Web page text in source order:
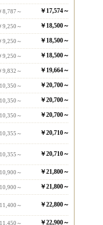
8,787～ ￥17,574～
9,250～ ￥18,500～
9,250～ ￥18,500～
9,250～ ￥18,500～
9,832～ ￥19,664～
～ ￥20,700～
～ ￥20,700～
～
￥20,700～
～ ￥20,710～
～ ￥20,710～
～ ￥21,800～
～
￥21,800～
～ ￥22,800～
～ ￥22,900～